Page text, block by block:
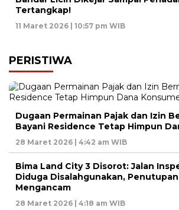
Tertangkap!
11 Maret 2026 | 10:57 pm WIB
PERISTIWA
Dugaan Permainan Pajak dan Izin
Bayani Residence Tetap Himpun
28 Maret 2026 | 4:42 am WIB
Bima Land City 3 Disorot: Jalan
Diduga Disalahgunakan,
Mengancam
28 Maret 2026 | 4:18 am WIB